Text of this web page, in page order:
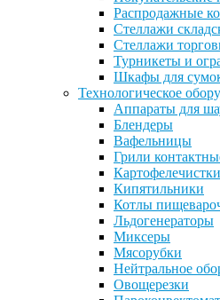
Распродажные
Стеллажи
Стеллажи
Турникеты и
Шкафы для
Технологическое
Аппараты для
Блендеры
Вафельницы
Грили
Картофелечистки
Кипятильники
Котлы
Льдогенераторы
Миксеры
Мясорубки
Нейтральное
Овощерезки